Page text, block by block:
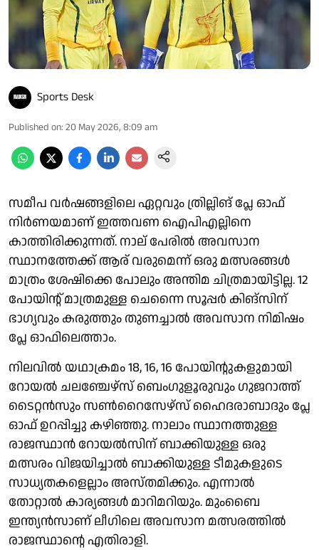
Sports Desk
Published on: 20 May 2026, 8:09 am
സമീപ വര്‍ഷങ്ങളിലെ ഏറ്റവും ത്രില്ലിങ് പ്ലേ ഓഫ്
നിര്‍ണയമാണ് ഇത്തവണ ഐപിഎല്ലിനെ
കാത്തിരിക്കുന്നത്. നാല് പേരില്‍ അവസാന
സ്ഥാനത്തേക്ക് ആര് വരുമെന്ന് ഒരു മത്സരങ്ങള്‍
മാത്രം ശേഷിക്കെ പോലും അന്തിമ ചിത്രമായിട്ടില്ല. 12
പോയിന്റ് മാത്രമുള്ള ചെന്നൈ സൂപ്പര്‍ കിങ്‌സിന്
ഭാഗ്യവും കരുത്തും തുണച്ചാല്‍ അവസാന നിമിഷം
പ്ലേ ഓഫിലെത്താം.
നിലവില്‍ യഥാക്രമം 18, 16, 16 പോയിന്റുകളുമായി
റോയല്‍ ചലഞ്ചേഴ്‌സ് ബെംഗുളൂരുവും ഗുജറാത്ത്
ടൈറ്റന്‍സും സണ്‍റൈസേഴ്‌സ് ഹൈദരാബാദും പ്ലേ
ഓഫ് ഉറപ്പിച്ചു കഴിഞ്ഞു. നാലാം സ്ഥാനത്തുള്ള
രാജസ്ഥാന്‍ റോയല്‍സിന് ബാക്കിയുള്ള ഒരു
മത്സരം വിജയിച്ചാല്‍ ബാക്കിയുള്ള ടീമുകളുടെ
സാധ്യതകളെല്ലാം അസ്തമിക്കും. എന്നാല്‍
തോറ്റാല്‍ കാര്യങ്ങള്‍ മാറിമറിയും. മുംബൈ
ഇന്ത്യന്‍സാണ് ലീഗിലെ അവസാന മത്സരത്തില്‍
രാജസ്ഥാന്റെ എതിരാളി.